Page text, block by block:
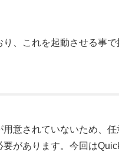
、これを起動させる事
意されていないため、
があります。今回は